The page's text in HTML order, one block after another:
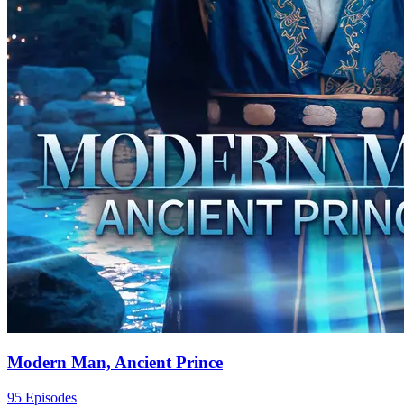
Modern Man, Ancient Prince
95 Episodes